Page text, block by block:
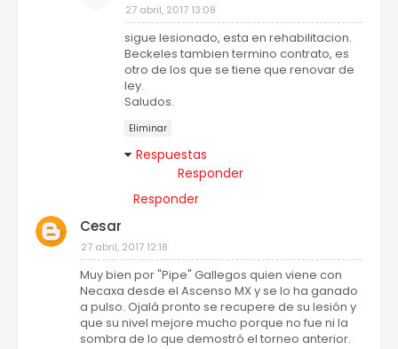
27 abril, 2017 13:08
sigue lesionado, esta en rehabilitacion.
Beckeles tambien termino contrato, es
otro de los que se tiene que renovar de
ley.
Saludos.
Eliminar
Respuestas
Responder
Responder
Cesar
27 abril, 2017 12:18
Muy bien por "Pipe" Gallegos quien viene con
Necaxa desde el Ascenso MX y se lo ha ganado
a pulso. Ojalá pronto se recupere de su lesión y
que su nivel mejore mucho porque no fue ni la
sombra de lo que demostró el torneo anterior.